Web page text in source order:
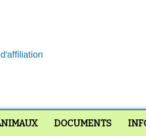
DOCUMENTS